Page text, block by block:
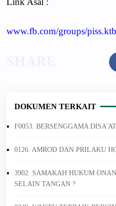
www.fb.com/groups/
DOKUMEN TERKAIT
F0053. BERSENGGAMA
0126. AMROD DAN PRILAKU
3902. SAMAKAH HUKUM
SELAIN TANGAN ?